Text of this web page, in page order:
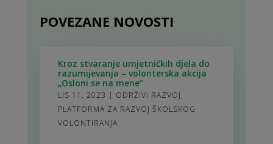
POVEZANE NOVOSTI
Kroz stvaranje umjetničkih djela do
razumijevanja – volonterska akcija
„Osloni se na mene“
LIS 11, 2023 | ODRŽIVI RAZVOJ,
PLATFORMA ZA RAZVOJ ŠKOLSKOG
VOLONTIRANJA